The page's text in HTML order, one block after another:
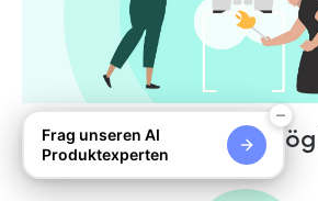
Nach
Frag unseren AI
Produktexperten